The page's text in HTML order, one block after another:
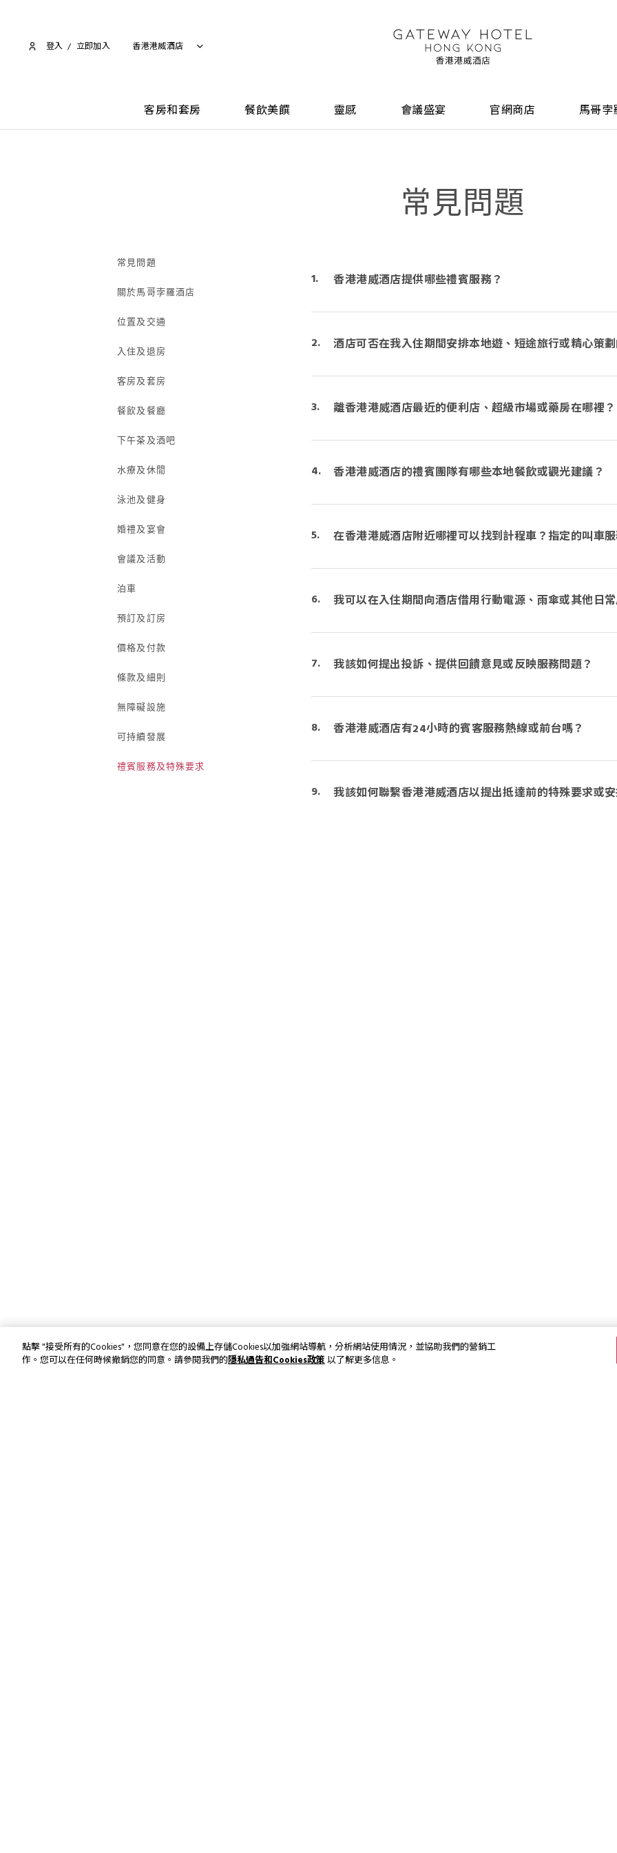
登入 / 立即加入​ 香港港威酒店
客房和套房 餐飲美饌 靈感 會議盛宴 官網商店 馬哥孛
常見問題
常見問題
關於馬哥孛羅酒店
位置及交通
入住及退房
客房及套房
餐飲及餐廳
下午茶及酒吧
水療及休閒
泳池及健身
婚禮及宴會
會議及活動
泊車
預訂及訂房
價格及付款
條款及細則
無障礙設施
可持續發展
禮賓服務及特殊要求
香港港威酒店提供哪些禮賓服務？
酒店可否在我入住期間安排本地遊、短途旅行或精心策
離香港港威酒店最近的便利店、超級市場或藥房在哪裡？
香港港威酒店的禮賓團隊有哪些本地餐飲或觀光建議？
在香港港威酒店附近哪裡可以找到計程車？指定的叫車
我可以在入住期間向酒店借用行動電源、雨傘或其他日
我該如何提出投訴、提供回饋意見或反映服務問題？
香港港威酒店有24小時的賓客服務熱線或前台嗎？
我該如何聯繫香港港威酒店以提出抵達前的特殊要求或
點擊 "接受所有的Cookies"，您同意在您的設備上存儲Cookies以加強網站導航，分析網站使用情況，並協助我們的營銷工
作。您可以在任何時候撤銷您的同意。請參閱我們的隱私通告和Cookies政策以了解更多信息。